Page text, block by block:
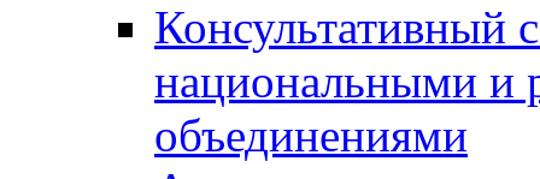
Консультативный
национальными и
объединениями